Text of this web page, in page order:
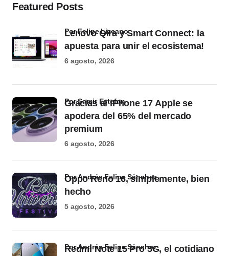
Featured Posts
Lenovo Qira y Smart Connect: la
apuesta para unir el ecosistema!
por Felipe Lizcano
6 agosto, 2026
Gracias al iPhone 17 Apple se
apodera del 65% del mercado
premium
por Samir Estefan
6 agosto, 2026
Oppo Reno 16, simplemente, bien
hecho
por Andrés Felipe Sánchez
5 agosto, 2026
Redmi Note 15 Pro 5G, el cotidiano
por Andrés Felipe Sánchez